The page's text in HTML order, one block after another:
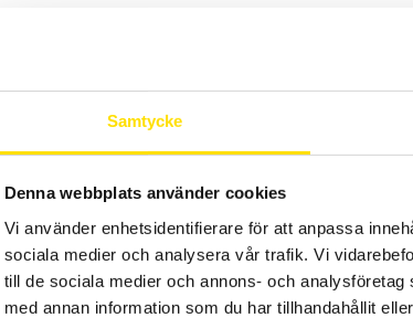
Samtycke
Denna webbplats använder cookies
Vi använder enhetsidentifierare för att anpassa
sociala medier och analysera vår trafik. Vi
till de sociala medier och annons- och
med annan information som du har tillhandahållit
ATS400 UHP
kombisystem med 2-
V högspänningsprov.
UX 36 100 kV är
högspänningsprovare
Alla värden är lätt